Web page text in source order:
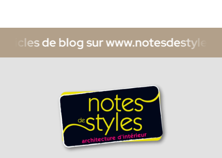
blog sur www.notesdestyles.com/